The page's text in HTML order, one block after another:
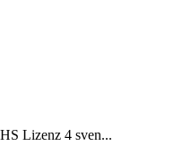
Lizenz 4 sven...